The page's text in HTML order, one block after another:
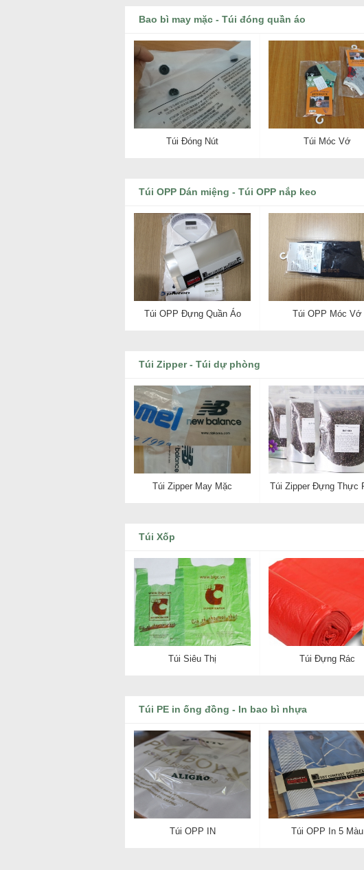
Bao bì may mặc - Túi đóng quần áo
Túi Đóng Nút Túi Móc Vớ
Túi OPP Dán miệng - Túi OPP nắp keo
Túi OPP Đựng Quần Áo Túi OPP Móc Vớ
Túi Zipper - Túi dự phòng
Túi Zipper May Mặc Túi Zipper Đựng Thực
Túi Xốp
Túi Siêu Thị Túi Đựng Rác
Túi PE in ống đồng - In bao bì nhựa
Túi OPP IN Túi OPP In 5 Màu